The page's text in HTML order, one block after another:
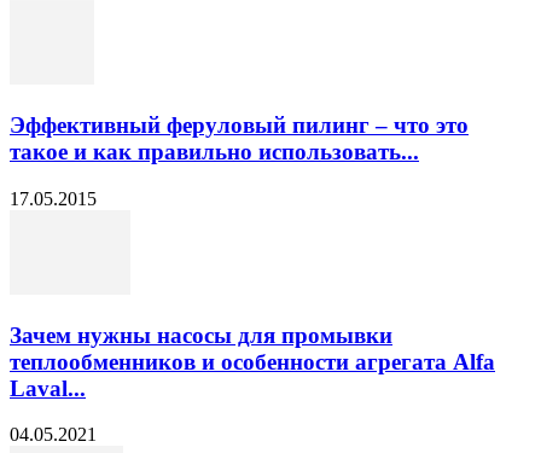
Эффективный феруловый пилинг – что это
такое и как правильно использовать...
17.05.2015
Зачем нужны насосы для промывки
теплообменников и особенности агрегата Alfa
Laval...
04.05.2021